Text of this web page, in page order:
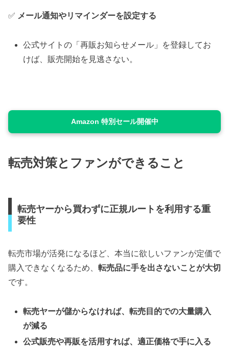
✅ メール通知やリマインダーを設定する
公式サイトの「再販お知らせメール」を登録してお
けば、販売開始を見逃さない。
Amazon 特別セール開催中
転売対策とファンができること
転売ヤーから買わずに正規ルートを利用する重
要性
転売市場が活発になるほど、本当に欲しいファンが定価で
購入できなくなるため、 転売品に手を出さないことが大切
です。
転売ヤーが儲からなければ、転売目的での大量購入
が減る
公式販売や再販を活用すれば、適正価格で手に入る